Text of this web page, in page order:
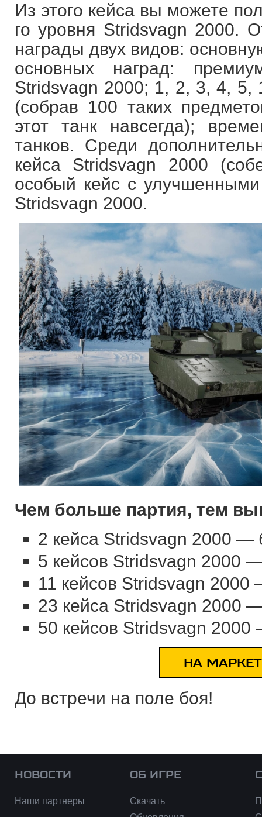
Из этого кейса вы можете
го уровня Stridsvagn 2000.
награды двух видов:
основных наград:
Stridsvagn 2000; 1, 2, 3, 4, 5,
(собрав 100 таких
этот танк навсегда);
танков. Среди
кейса Stridsvagn 2000
особый кейс с
Stridsvagn 2000.
Чем больше партия, тем
2 кейса Stridsvagn 2000 —
5 кейсов Stridsvagn 2000 —
11 кейсов Stridsvagn 2000
23 кейса Stridsvagn 2000 —
50 кейсов Stridsvagn 2000
НА МАРКЕТ
До встречи на поле боя!
НОВОСТИ
Наши партнеры
ОБ ИГРЕ
Скачать